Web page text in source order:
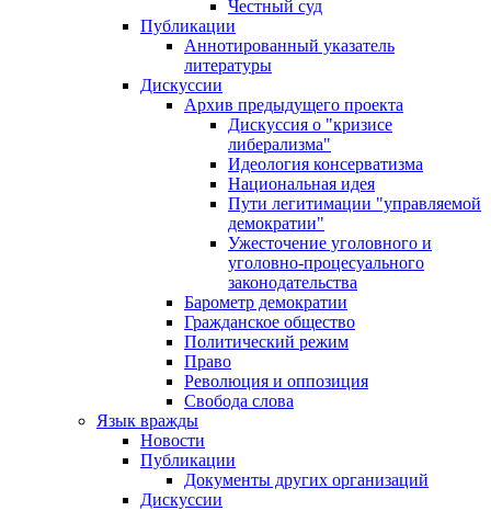
Честный суд
Публикации
Аннотированный указатель
литературы
Дискуссии
Архив предыдущего проекта
Дискуссия о "кризисе
либерализма"
Идеология консерватизма
Национальная идея
Пути легитимации "управляемой
демократии"
Ужесточение уголовного и
уголовно-процесуального
законодательства
Барометр демократии
Гражданское общество
Политический режим
Право
Революция и оппозиция
Свобода слова
Язык вражды
Новости
Публикации
Документы других организаций
Дискуссии